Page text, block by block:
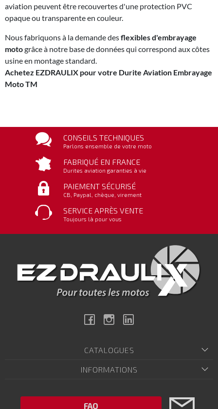
aviation peuvent être recouvertes d'une protection PVC
opaque ou transparente en couleur.
Nous fabriquons à la demande desflexibles d'embrayage
motogrâce à notre base de données qui correspond aux côtes
usine en montage standard.
Achetez EZDRAULIX pour votre Durite Aviation Embrayage
Moto TM
CONSEILS TECHNIQUES
Parlons ensemble de votre moto
FABRIQUÉ EN FRANCE
Durites aviation garanties à vie
PAIEMENT SÉCURISÉ
CB, Paypal, chèque, virement
SERVICE APRÈS VENTE
Toujours là pour vous
FacebookInstagram
CATALOGUES
INFORMATIONS
FAQ